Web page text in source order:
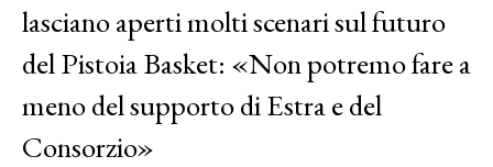
lasciano aperti molti scenari sul futuro
del Pistoia Basket: «Non potremo fare a
meno del supporto di Estra e del
Consorzio»